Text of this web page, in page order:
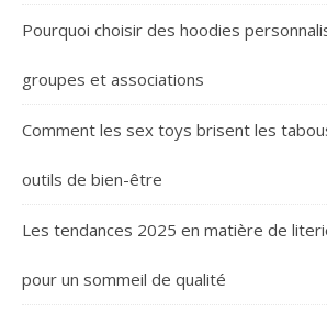
Pourquoi choisir des hoodies
groupes et associations
Comment les sex toys brisent les
outils de bien-être
Les tendances 2025 en matière de
pour un sommeil de qualité